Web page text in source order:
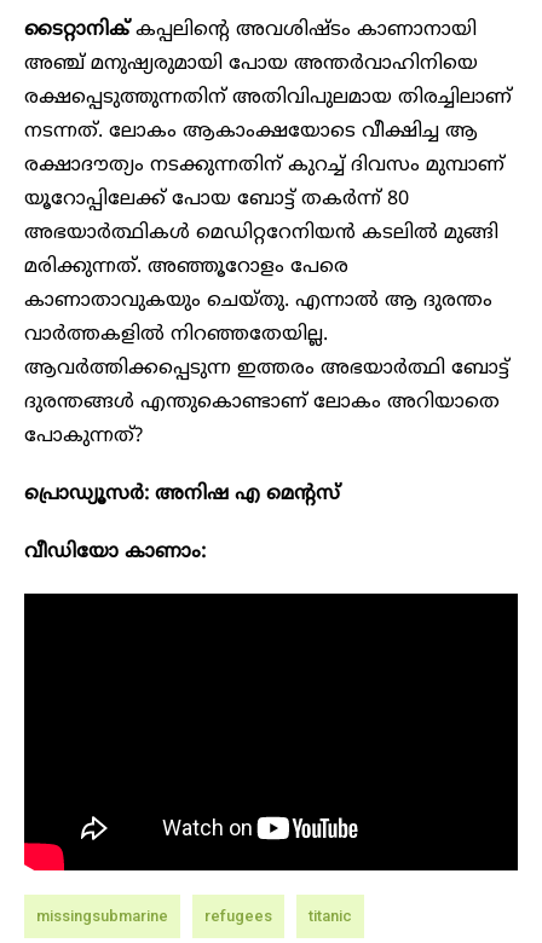
ടൈറ്റാനിക്കപ്പലിന്റെ അവശിഷ്ടം കാണാനായി
അഞ്ച് മനുഷ്യരുമായി പോയ അന്തർവാഹിനിയെ
രക്ഷപ്പെടുത്തുന്നതിന് അതിവിപുലമായ തിരച്ചിലാണ്
നടന്നത്. ലോകം ആകാംക്ഷയോ‍ടെ വീക്ഷിച്ച ആ
രക്ഷാദൗത്യം നടക്കുന്നതിന് കുറച്ച് ദിവസം മുമ്പാണ്
യൂറോപ്പിലേക്ക് പോയ ബോട്ട് തകർന്ന് 80
അഭയാർത്ഥികൾ മെഡിറ്ററേനിയൻ കടലിൽ മുങ്ങി
മരിക്കുന്നത്. അഞ്ഞൂറോളം പേരെ
കാണാതാവുകയും ചെയ്തു. എന്നാൽ ആ ദുരന്തം
വാർത്തകളിൽ നിറഞ്ഞതേയില്ല.
ആവർത്തിക്കപ്പെടുന്ന ഇത്തരം അഭയാർത്ഥി ബോട്ട്
ദുരന്തങ്ങൾ എന്തുകൊണ്ടാണ് ലോകം അറിയാതെ
പോകുന്നത്‌?
പ്രൊഡ്യൂസർ: അനിഷ എ മെന്റസ്
വീഡിയോ കാണാം:
missingsubmarine refugees titanic